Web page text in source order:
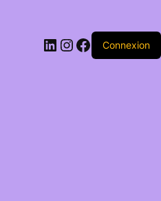
LinkedIn
Instagram
Facebook
Connexion